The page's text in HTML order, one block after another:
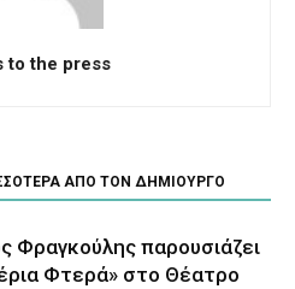
to the press
ΑΠΟ ΤΟΝ ΔΗΜΙΟΥΡΓΟ
Φραγκούλης παρουσιάζει
Φτερά» στο Θέατρο